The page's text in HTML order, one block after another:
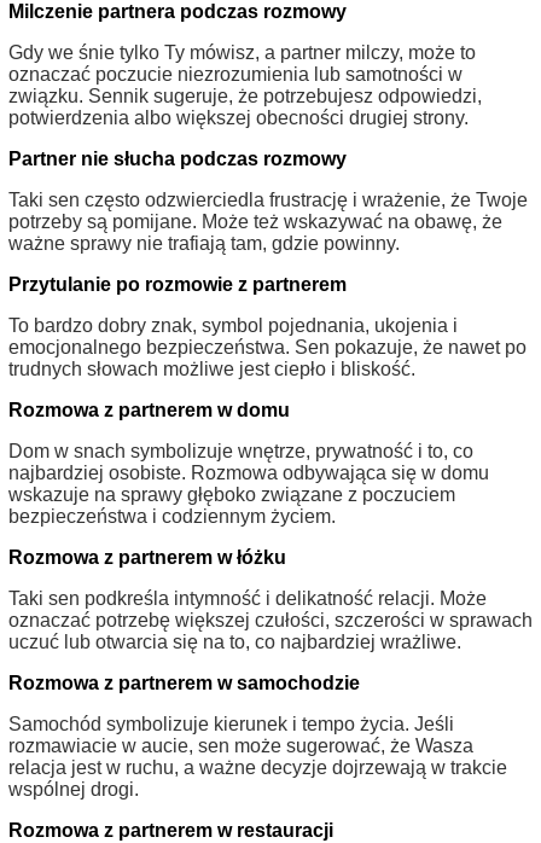
Milczenie partnera podczas rozmowy
Gdy we śnie tylko Ty mówisz, a partner milczy, może to
oznaczać poczucie niezrozumienia lub samotności w
związku. Sennik sugeruje, że potrzebujesz odpowiedzi,
potwierdzenia albo większej obecności drugiej strony.
Partner nie słucha podczas rozmowy
Taki sen często odzwierciedla frustrację i wrażenie, że Twoje
potrzeby są pomijane. Może też wskazywać na obawę, że
ważne sprawy nie trafiają tam, gdzie powinny.
Przytulanie po rozmowie z partnerem
To bardzo dobry znak, symbol pojednania, ukojenia i
emocjonalnego bezpieczeństwa. Sen pokazuje, że nawet po
trudnych słowach możliwe jest ciepło i bliskość.
Rozmowa z partnerem w domu
Dom w snach symbolizuje wnętrze, prywatność i to, co
najbardziej osobiste. Rozmowa odbywająca się w domu
wskazuje na sprawy głęboko związane z poczuciem
bezpieczeństwa i codziennym życiem.
Rozmowa z partnerem w łóżku
Taki sen podkreśla intymność i delikatność relacji. Może
oznaczać potrzebę większej czułości, szczerości w sprawach
uczuć lub otwarcia się na to, co najbardziej wrażliwe.
Rozmowa z partnerem w samochodzie
Samochód symbolizuje kierunek i tempo życia. Jeśli
rozmawiacie w aucie, sen może sugerować, że Wasza
relacja jest w ruchu, a ważne decyzje dojrzewają w trakcie
wspólnej drogi.
Rozmowa z partnerem w restauracji